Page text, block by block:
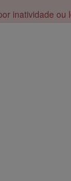
inatividade ou